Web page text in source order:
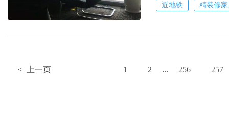
近地铁 精装修
1 2 ... 256 257
< 上一页